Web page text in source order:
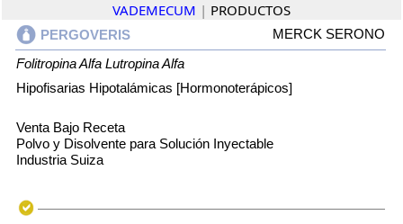
VADEMECUM | PRODUCTOS
PERGOVERIS
MERCK SERONO
Folitropina Alfa Lutropina Alfa
Hipofisarias Hipotalámicas [Hormonoterápicos]
Venta Bajo Receta
Polvo y Disolvente para Solución Inyectable
Industria Suiza